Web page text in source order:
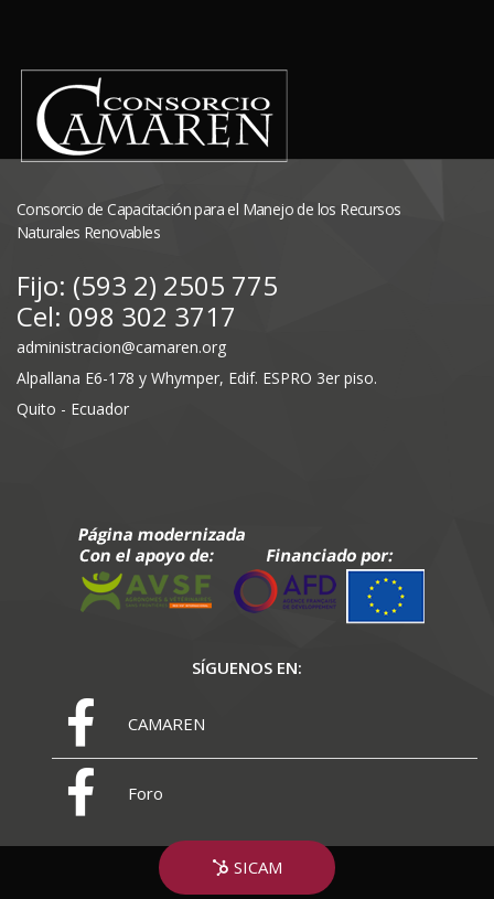
Consorcio de Capacitación para el Manejo de los Recursos
Naturales Renovables
Fijo: (593 2) 2505 775
Cel: 098 302 3717
administracion@camaren.org
Alpallana E6-178 y Whymper, Edif. ESPRO 3er piso.
Quito - Ecuador
SÍGUENOS EN:
CAMAREN
Foro
SICAM